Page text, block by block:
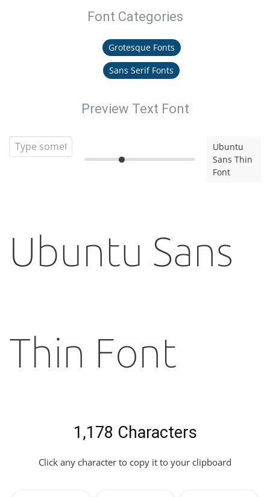
Font Categories
Grotesque Fonts
Sans Serif Fonts
Preview Text Font
Ubuntu
Sans Thin
Font
Ubuntu Sans
Thin Font
1,178 Characters
Click any character to copy it to your clipboard